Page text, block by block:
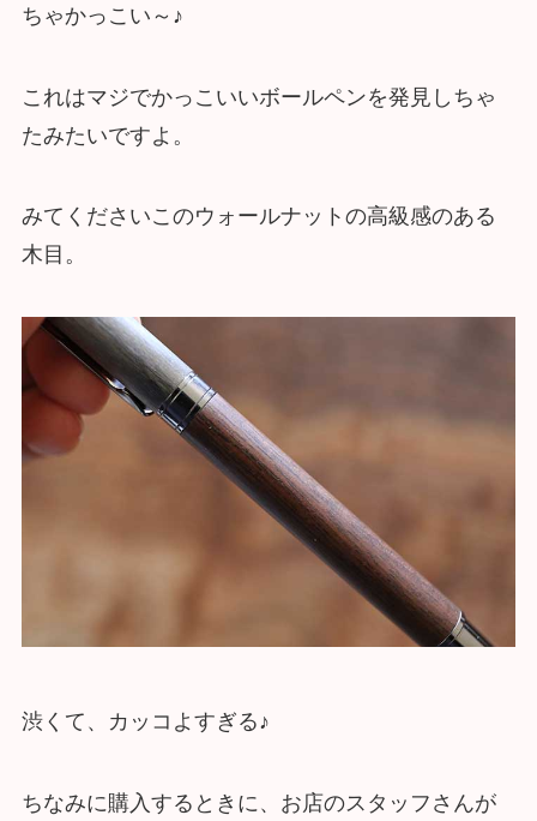
ちゃかっこい～♪
これはマジでかっこいいボールペンを発見しちゃ
たみたいですよ。
みてくださいこのウォールナットの高級感のある
木目。
渋くて、カッコよすぎる♪
ちなみに購入するときに、お店のスタッフさんが